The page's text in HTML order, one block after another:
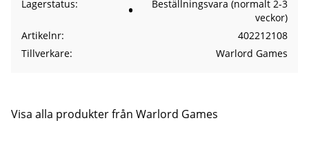
Lagerstatus
Beställningsvara (normalt 2-3
veckor)
Artikelnr
402212108
Tillverkare
Warlord Games
Visa alla produkter från Warlord Games